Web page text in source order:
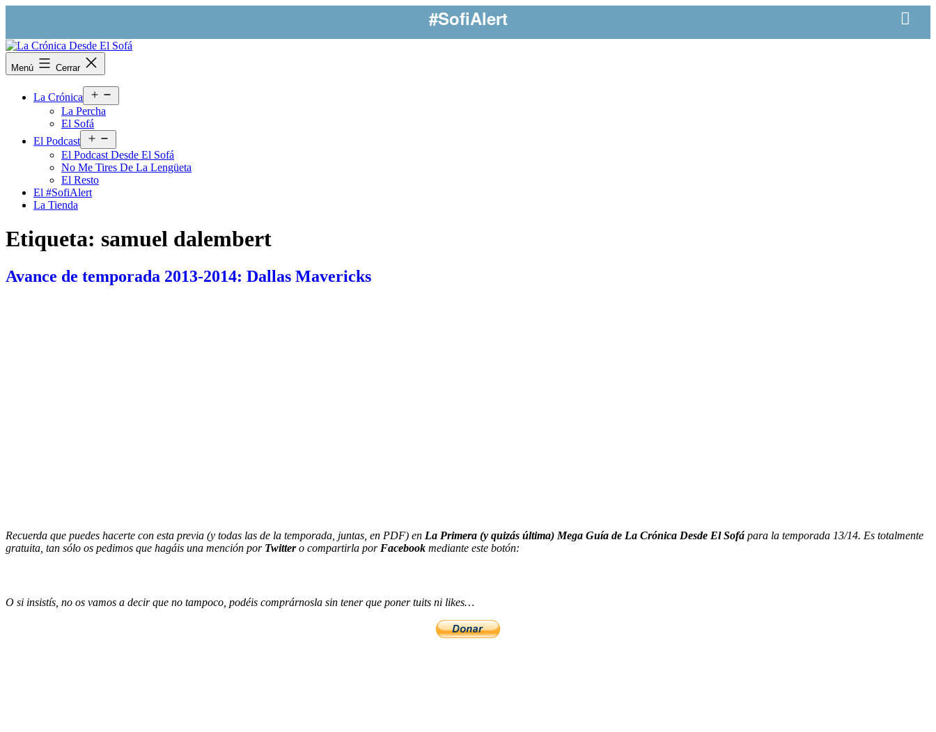
#SofiAlert
La
Crónica
Menú Cerrar
La Crónica
el
La Percha
El Sofá
El Podcast
el
menú
El Podcast Desde El Sofá
No Me Tires De La Lengüeta
El Resto
El #SofiAlert
La Tienda
Etiqueta: samuel dalembert
Avance de temporada 2013-2014: Dallas Mavericks
Recuerda que puedes hacerte con esta previa (y todas las de la temporada, juntas, en PDF) en La Primera (y quizás última) Mega Guía de La Crónica Desde El Sofá para la temporada 13/14. Es totalmente
gratuita, tan sólo os pedimos que hagáis una mención por Twittero compartirla por Facebook mediante este botón:
O si insistís, no os vamos a decir que no tampoco, podéis comprárnosla sin tener que poner tuits ni likes…